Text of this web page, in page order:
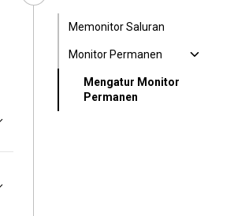
Memonitor Saluran
Monitor Permanen
Mengatur Monitor
Permanen